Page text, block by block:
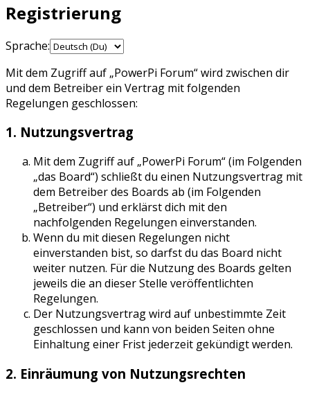
Registrierung
Sprache:
Mit dem Zugriff auf „PowerPi Forum“ wird zwischen dir
und dem Betreiber ein Vertrag mit folgenden
Regelungen geschlossen:
1. Nutzungsvertrag
Mit dem Zugriff auf „PowerPi Forum“ (im Folgenden
„das Board“) schließt du einen Nutzungsvertrag mit
dem Betreiber des Boards ab (im Folgenden
„Betreiber“) und erklärst dich mit den
nachfolgenden Regelungen einverstanden.
Wenn du mit diesen Regelungen nicht
einverstanden bist, so darfst du das Board nicht
weiter nutzen. Für die Nutzung des Boards gelten
jeweils die an dieser Stelle veröffentlichten
Regelungen.
Der Nutzungsvertrag wird auf unbestimmte Zeit
geschlossen und kann von beiden Seiten ohne
Einhaltung einer Frist jederzeit gekündigt werden.
2. Einräumung von Nutzungsrechten